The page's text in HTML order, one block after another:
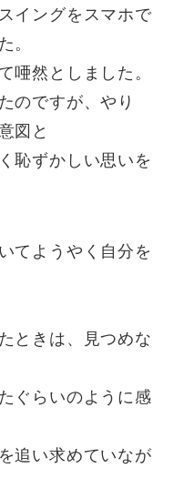
イングをスマホで
。
唖然としました。
のですが、やり
図と
恥ずかしい思いを
てようやく自分を
ときは、見つめな
ぐらいのように感
追い求めていなが